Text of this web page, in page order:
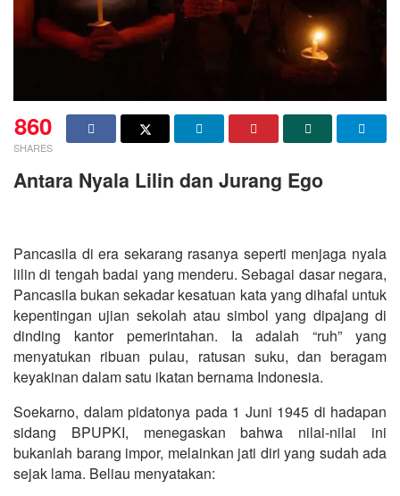
860
SHARES
Antara Nyala Lilin dan Jurang Ego
Pancasila di era sekarang rasanya seperti menjaga nyala
lilin di tengah badai yang menderu. Sebagai dasar negara,
Pancasila bukan sekadar kesatuan kata yang dihafal untuk
kepentingan ujian sekolah atau simbol yang dipajang di
dinding kantor pemerintahan. Ia adalah “ruh” yang
menyatukan ribuan pulau, ratusan suku, dan beragam
keyakinan dalam satu ikatan bernama Indonesia.
Soekarno, dalam pidatonya pada 1 Juni 1945 di hadapan
sidang BPUPKI, menegaskan bahwa nilai-nilai ini
bukanlah barang impor, melainkan jati diri yang sudah ada
sejak lama. Beliau menyatakan: